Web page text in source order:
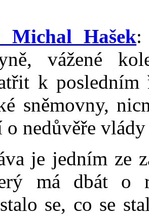
Michal Hašek:
vážené
k posledním
sněmovny,
o nedůvěře
je jedním ze
má dbát o
se, co se